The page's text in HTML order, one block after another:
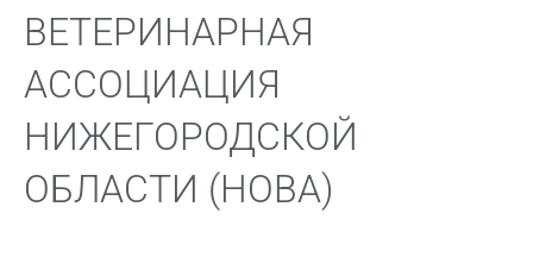
ВЕТЕРИНАРНАЯ
АССОЦИАЦИЯ
НИЖЕГОРОДСКОЙ
ОБЛАСТИ (НОВА)